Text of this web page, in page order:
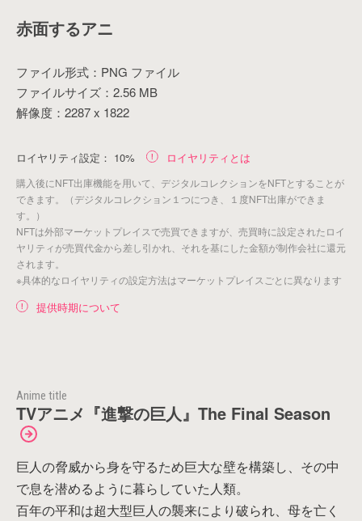
赤面するアニ
ファイル形式：PNG ファイル
ファイルサイズ：2.56 MB
解像度：2287 x 1822
ロイヤリティ設定： 10% ロイヤリティとは
購入後にNFT出庫機能を用いて、デジタルコレクションをNFTとすることが
できます。（デジタルコレクション１つにつき、１度NFT出庫ができま
す。）
NFTは外部マーケットプレイスで売買できますが、売買時に設定されたロイ
ヤリティが売買代金から差し引かれ、それを基にした金額が制作会社に還元
されます。
※具体的なロイヤリティの設定方法はマーケットプレイスごとに異なります
提供時期について
Anime title
TVアニメ『進撃の巨人』The Final Season
巨人の脅威から身を守るため巨大な壁を構築し、その中
で息を潜めるように暮らしていた人類。
百年の平和は超大型巨人の襲来により破られ、母を亡く